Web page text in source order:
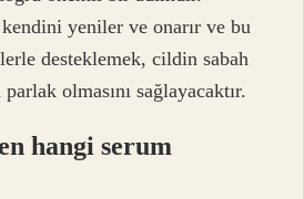
yeniler ve onarır ve bu
desteklemek, cildin sabah
olmasını sağlayacaktır.
hangi serum